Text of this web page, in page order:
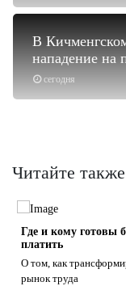
сегодня
В
нападение на
Читайте также
Где и кому готовы
платить
О том, как
рынок труда